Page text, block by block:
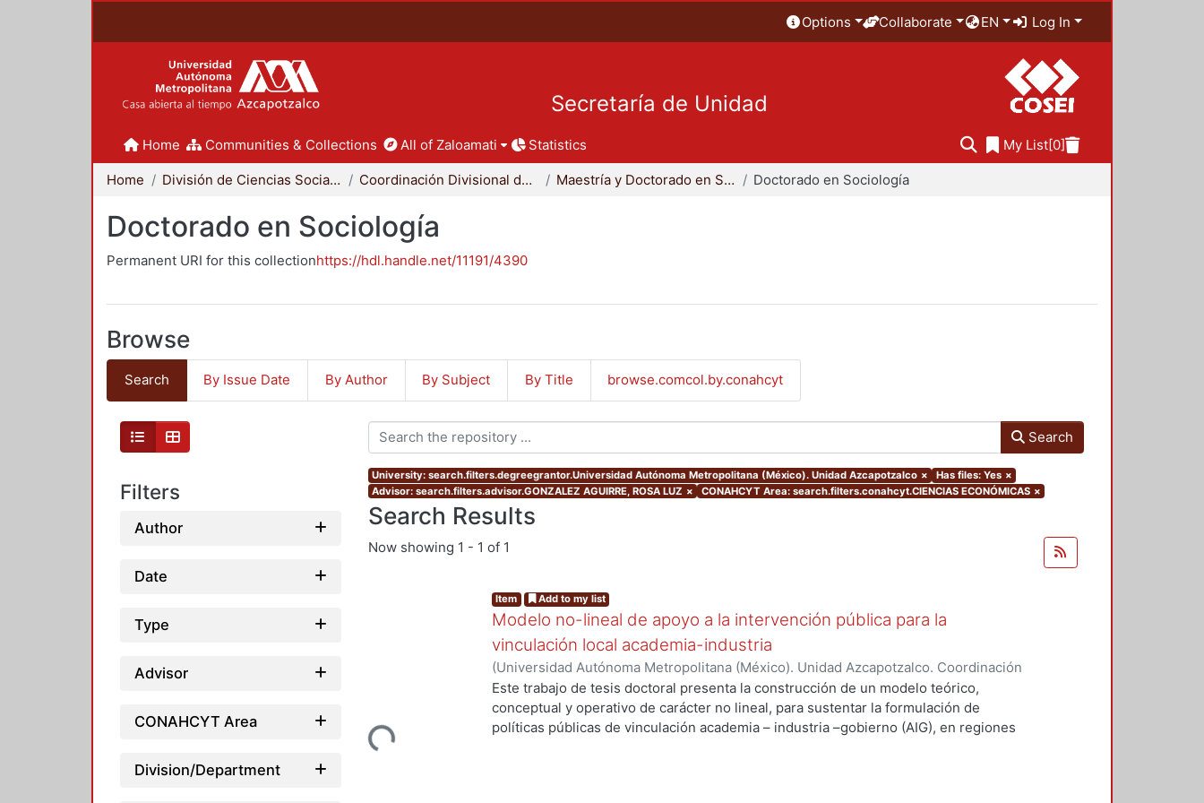
Options Collaborate EN Log In
Secretaría de Unidad
Home Communities & Collections All of Zaloamati Statistics My List[0]
Home División de Ciencias Sociales y Humanidades Coordinación Divisional de Posgrado Maestría y Doctorado en Sociología Doctorado en Sociología
Doctorado en Sociología
Permanent URI for this collectionhttps://hdl.handle.net/11191/4390
Browse
Search By Issue Date By Author By Subject By Title browse.comcol.by.conahcyt
Filters
Author
Date
Type
Advisor
CONAHCYT Area
Division/Department
Search
University: search.filters.degreegrantor.Universidad Autónoma Metropolitana (México). Unidad Azcapotzalco × Has files: Yes ×
Advisor: search.filters.advisor.GONZALEZ AGUIRRE, ROSA LUZ × CONAHCYT Area: search.filters.conahcyt.CIENCIAS ECONÓMICAS ×
Search Results
Now showing 1 - 1 of 1
Loading...
Item Add to my list
Modelo no-lineal de apoyo a la intervención pública para la
vinculación local academia-industria
(Universidad Autónoma Metropolitana (México). Unidad Azcapotzalco. Coordinación
de Servicios de Información., 2014-03-24)ALMANZA - MARQUEZ, SILVIA IRENE
Este trabajo de tesis doctoral presenta la construcción de un modelo teórico,
conceptual y operativo de carácter no lineal, para sustentar la formulación de
políticas públicas de vinculación academia – industria –gobierno (AIG), en regiones